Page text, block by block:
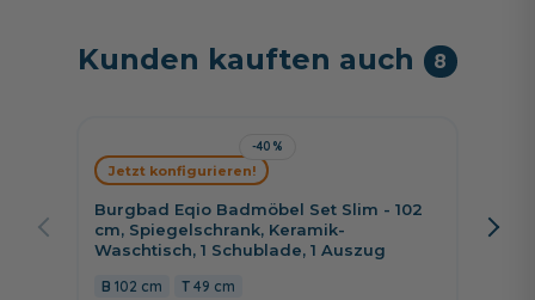
Kunden kauften auch 8
-40%
Burgbad Eqio Badmöbel Set Slim - 102
cm, Spiegelschrank, Keramik-
Waschtisch, 1 Schublade, 1 Auszug
102 cm 49 cm
Jetzt konfigurieren!